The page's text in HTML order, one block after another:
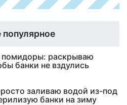
помидоры: раскрываю
банки не вздулись
заливаю водой из-под
банки на зиму